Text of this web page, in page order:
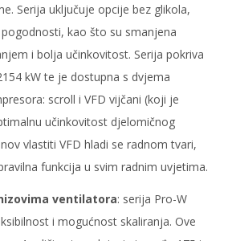
Serija uključuje opcije bez glikola,
kao što su smanjena
i bolja učinkovitost. Serija pokriva
kW te je dostupna s dvjema
scroll i VFD vijčani (koji je
učinkovitost djelomičnog
vlastiti VFD hladi se radnom tvari,
funkcija u svim radnim uvjetima.
ventilatora: serija Pro-W
i mogućnost skaliranja. Ove